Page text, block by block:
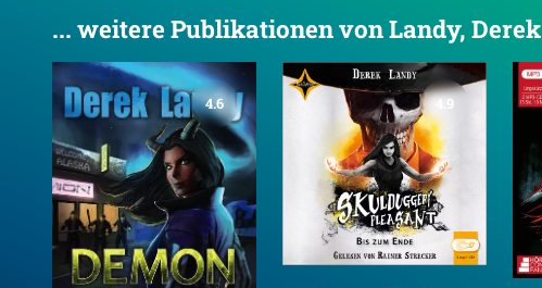
... weitere Publikationen von Landy, Derek
4.6 4.9